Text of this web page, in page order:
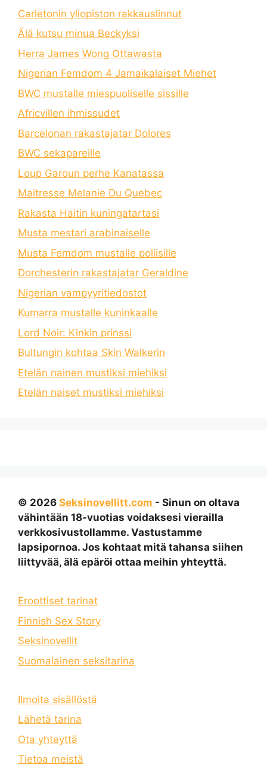
Carletonin yliopiston rakkauslinnut
Älä kutsu minua Beckyksi
Herra James Wong Ottawasta
Nigerian Femdom 4 Jamaikalaiset Miehet
BWC mustalle miespuoliselle sissille
Africvillen ihmissudet
Barcelonan rakastajatar Dolores
BWC sekapareille
Loup Garoun perhe Kanatassa
Maitresse Melanie Du Quebec
Rakasta Haitin kuningatartasi
Musta mestari arabinaiselle
Musta Femdom mustalle poliisille
Dorchesterin rakastajatar Geraldine
Nigerian vampyyritiedostot
Kumarra mustalle kuninkaalle
Lord Noir: Kinkin prinssi
Bultungin kohtaa Skin Walkerin
Etelän nainen mustiksi miehiksi
Etelän naiset mustiksi miehiksi
© 2026 Seksinovellitt.com - Sinun on oltava
vähintään 18-vuotias voidaksesi vierailla
verkkosivustollamme. Vastustamme
lapsipornoa. Jos kohtaat mitä tahansa siihen
liittyvää, älä epäröi ottaa meihin yhteyttä.
Eroottiset tarinat
Finnish Sex Story
Seksinovellit
Suomalainen seksitarina
Ilmoita sisällöstä
Lähetä tarina
Ota yhteyttä
Tietoa meistä